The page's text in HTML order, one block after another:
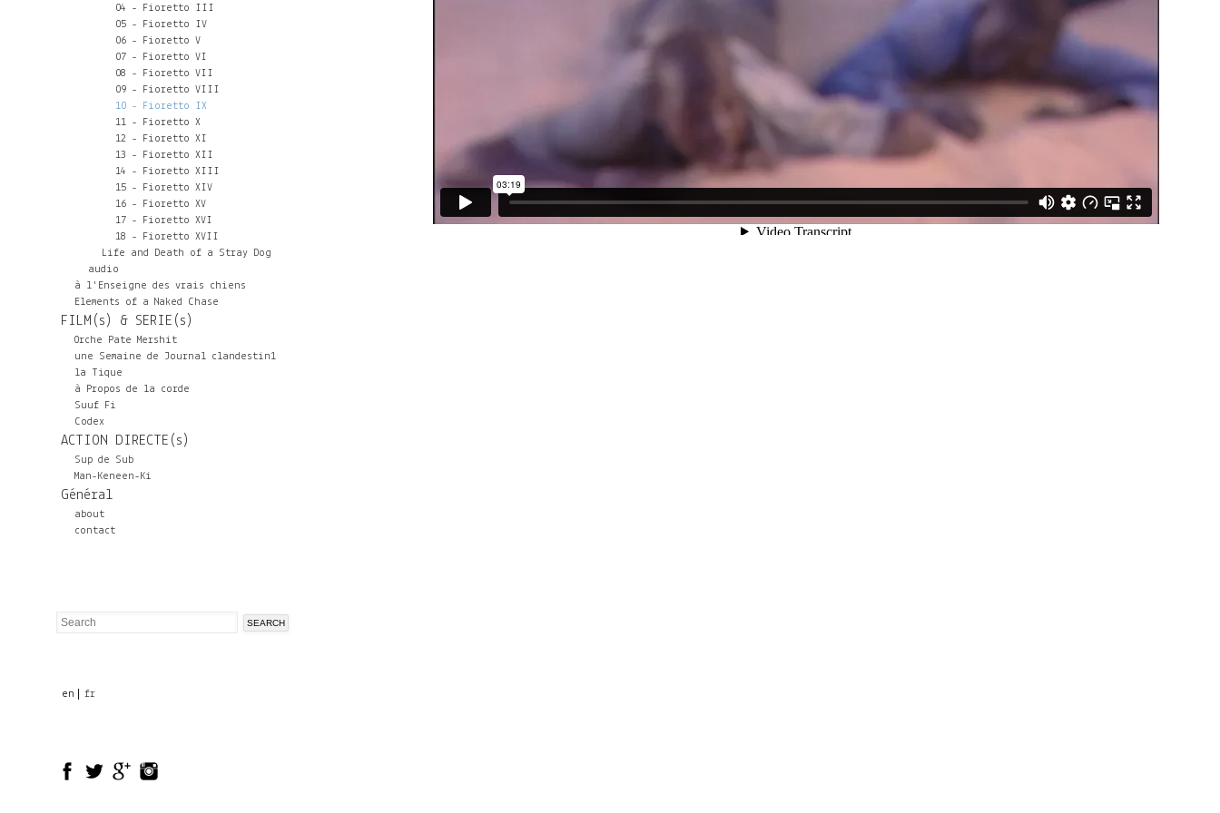
04 - Fioretto III
05 - Fioretto IV
06 - Fioretto V
07 - Fioretto VI
08 - Fioretto VII
09 - Fioretto VIII
10 - Fioretto IX
11 - Fioretto X
12 - Fioretto XI
13 - Fioretto XII
14 - Fioretto XIII
15 - Fioretto XIV
16 - Fioretto XV
17 - Fioretto XVI
18 - Fioretto XVII
Life and Death of a Stray Dog
audio
à l'Enseigne des vrais chiens
Elements of a Naked Chase
FILM(s) & SERIE(s)
Orche Pate Mershit
une Semaine de Journal clandestin1
la Tique
à Propos de la corde
Suuf Fi
Codex
ACTION DIRECTE(s)
Sup de Sub
Man-Keneen-Ki
Général
about
contact
Search
en fr